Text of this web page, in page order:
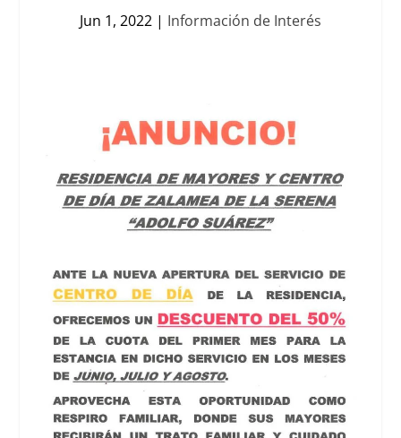
Jun 1, 2022 | Información de Interés